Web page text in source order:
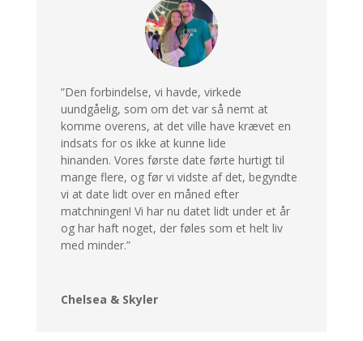
”Den forbindelse, vi havde, virkede
uundgåelig, som om det var så nemt at
komme overens, at det ville have krævet en
indsats for os ikke at kunne lide
hinanden. Vores første date førte hurtigt til
mange flere, og før vi vidste af det, begyndte
vi at date lidt over en måned efter
matchningen! Vi har nu datet lidt under et år
og har haft noget, der føles som et helt liv
med minder.”
Chelsea & Skyler